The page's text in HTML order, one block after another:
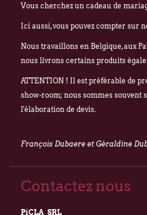
Vous cherchez un cadeau de
Ici aussi, vous pouvez compter sur
Nous travaillons en Belgique, aux
nous livrons certains produits
ATTENTION ! Il est préférable de
show-room; nous sommes souvent
l'élaboration de devis.
François Dubaere et Géraldine
Contactez nous
PiCLA SRL